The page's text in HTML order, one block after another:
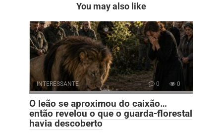
You may also like
INTERESSANTE 0 0
O leão se aproximou do caixão…
então revelou o que o guarda-florestal
havia descoberto